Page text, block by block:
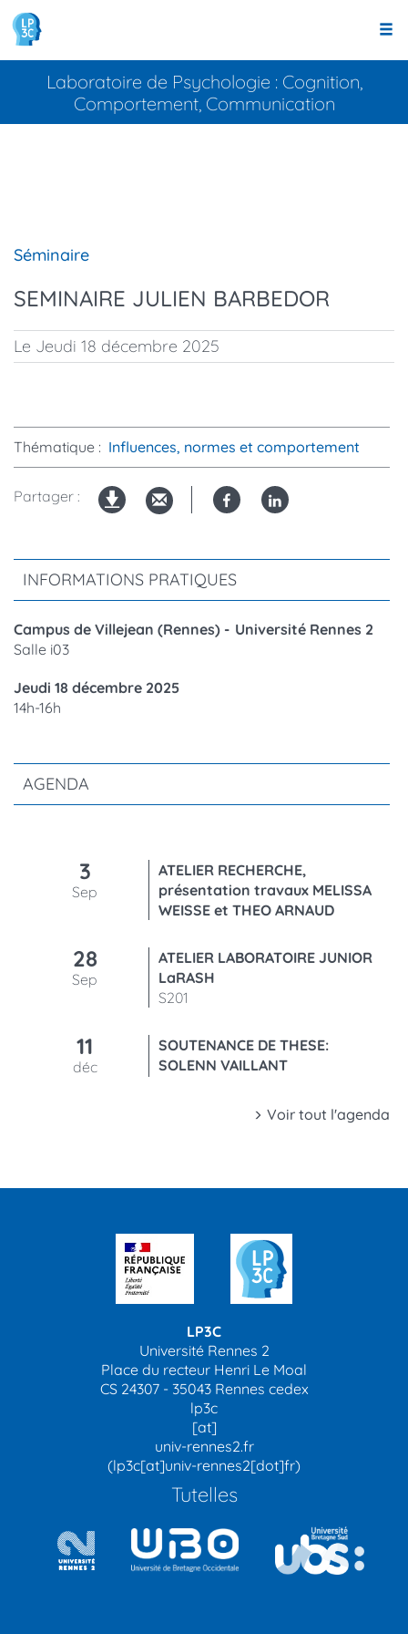
Panneau de gestion des cookies
Aller
au
contenu
Laboratoire de Psychologie : Cognition,
Comportement, Communication
Type
Séminaire
SEMINAIRE JULIEN BARBEDOR
Le Jeudi 18 décembre 2025
Thématique Influences, normes et comportement
Partager :
FacebookLinked
INFORMATIONS PRATIQUES
Campus de Villejean (Rennes)
Université Rennes 2
Compléments
lieu
Salle i03
Jeudi 18 décembre 2025
Complément
14h-16h
AGENDA
3
Sep
ATELIER RECHERCHE,
présentation travaux MELISSA
WEISSE et THEO ARNAUD
28
Sep
ATELIER LABORATOIRE JUNIOR
LaRASH
S201
11
déc
SOUTENANCE DE THESE:
SOLENN VAILLANT
Voir tout l'agenda
LP3C
Université Rennes 2
Place du recteur Henri Le Moal
CS 24307 - 35043 Rennes cedex
lp3c
[at]
univ-rennes2.fr
(lp3c[at]univ-rennes2[dot]fr)
Tutelles